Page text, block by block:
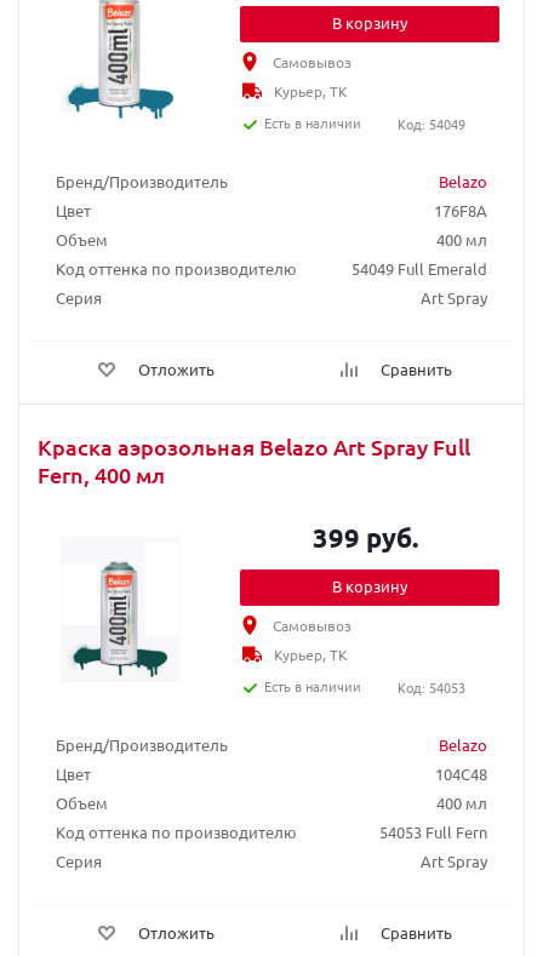
Бренд/Производитель
Belazo
Цвет
176F8A
Объем
400 мл
Код оттенка по производителю
54049 Full Emerald
Серия
Art Spray
Отложить Сравнить
В корзину
Самовывоз
Курьер, ТК
Есть в наличии
Код: 54049
Краска аэрозольная Belazo Art Spray Full
Fern, 400 мл
Бренд/Производитель
Belazo
Цвет
104C48
Объем
400 мл
Код оттенка по производителю
54053 Full Fern
Серия
Art Spray
Отложить Сравнить
399 руб.
В корзину
Самовывоз
Курьер, ТК
Есть в наличии
Код: 54053